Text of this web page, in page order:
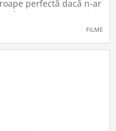
perfectă dacă n-ar
de suportat o excepție
- sora lui
FILME